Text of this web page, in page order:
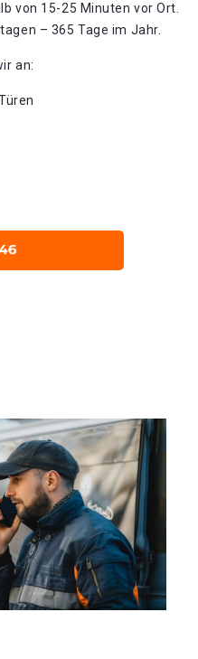
von 15-25 Minuten vor Ort.
– 365 Tage im Jahr.
an: